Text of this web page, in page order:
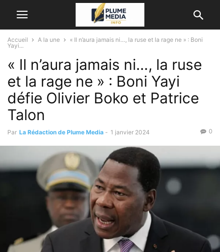
Accueil A la une
« Il n’aura jamais ni…, la ruse et la rage ne » : Boni
Yayi...
« Il n’aura jamais ni…, la ruse
et la rage ne » : Boni Yayi
défie Olivier Boko et Patrice
Talon
Par La Rédaction de Plume Media - 1 janvier 2024 0